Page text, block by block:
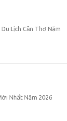
Lịch Cần Thơ Năm
Nhất Năm 2026